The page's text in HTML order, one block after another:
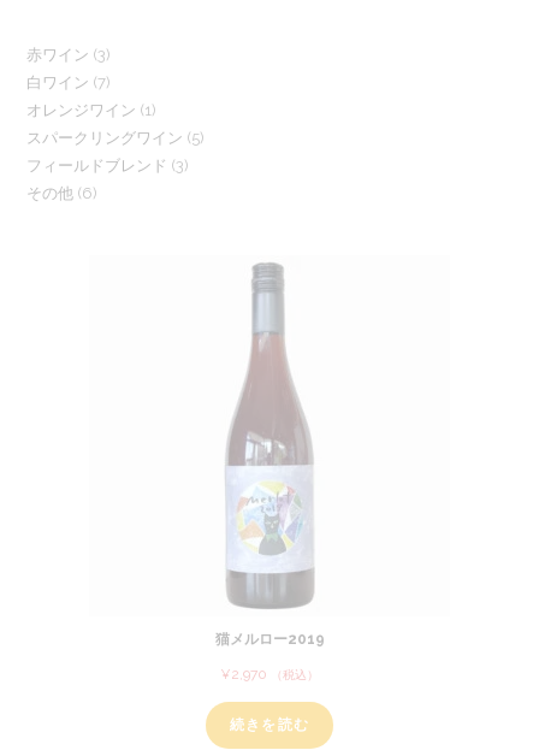
赤ワイン 33
個
の
商
品
白ワイン 77
個
の
商
オレンジワイン 1 1
個
の
スパークリングワイン 55
フィールドブレンド 33
その他 66
猫メルロー2019
¥2,970 （税込）
続きを読む